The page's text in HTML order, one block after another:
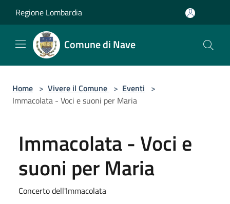
Regione Lombardia
Comune di Nave
Home > Vivere il Comune > Eventi >
Immacolata - Voci e suoni per Maria
Immacolata - Voci e
suoni per Maria
Concerto dell'Immacolata